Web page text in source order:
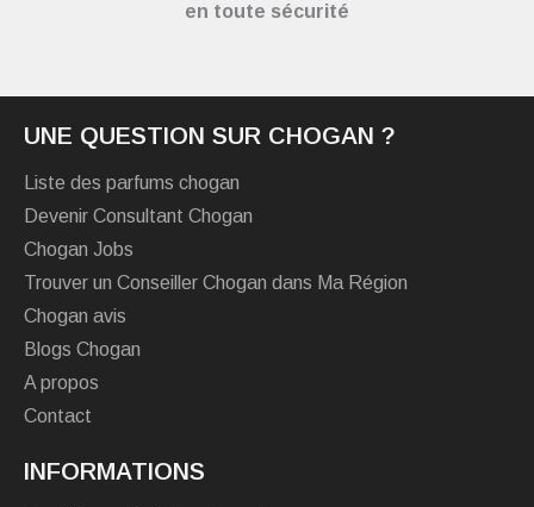
en toute sécurité
UNE QUESTION SUR CHOGAN ?
Liste des parfums chogan
Devenir Consultant Chogan
Chogan Jobs
Trouver un Conseiller Chogan dans Ma Région
Chogan avis
Blogs Chogan
A propos
Contact
INFORMATIONS